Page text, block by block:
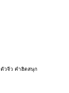
ตัวจิ๋ว คำฮิตสนุก